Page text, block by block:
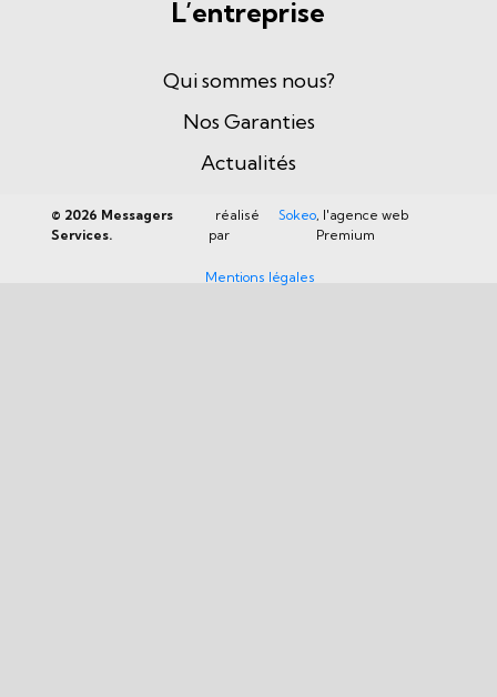
L’entreprise
Qui sommes nous?
Nos Garanties
Actualités
© 2026 Messagers
Services.
réalisé
par
Sokeo, l'agence web
Premium
Mentions légales